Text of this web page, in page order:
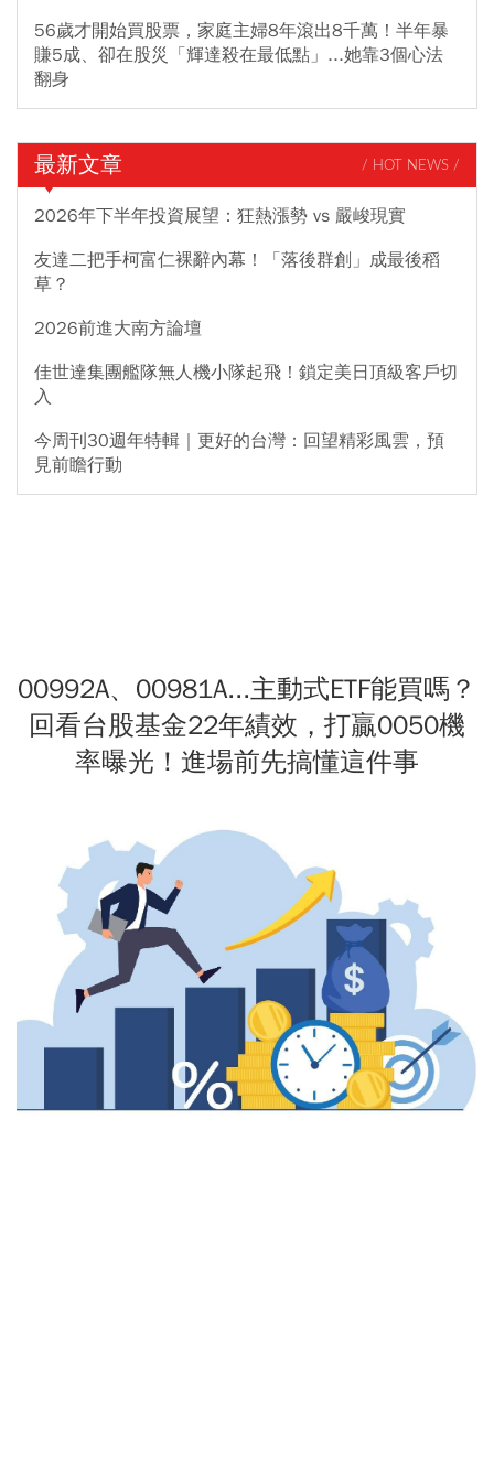
56歲才開始買股票，家庭主婦8年滾出8千萬！半年暴
賺5成、卻在股災「輝達殺在最低點」...她靠3個心法
翻身
最新文章 / HOT NEWS /
2026年下半年投資展望：狂熱漲勢 vs 嚴峻現實
友達二把手柯富仁裸辭內幕！「落後群創」成最後稻
草？
2026前進大南方論壇
佳世達集團艦隊無人機小隊起飛！鎖定美日頂級客戶切
入
今周刊30週年特輯｜更好的台灣：回望精彩風雲，預
見前瞻行動
00992A、00981A...主動式ETF能買嗎？
回看台股基金22年績效，打贏0050機
率曝光！進場前先搞懂這件事